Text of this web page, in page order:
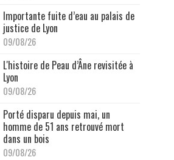
Importante fuite d’eau au palais de
justice de Lyon
09/08/26
L'histoire de Peau d’Âne revisitée à
Lyon
09/08/26
Porté disparu depuis mai, un
homme de 51 ans retrouvé mort
dans un bois
09/08/26